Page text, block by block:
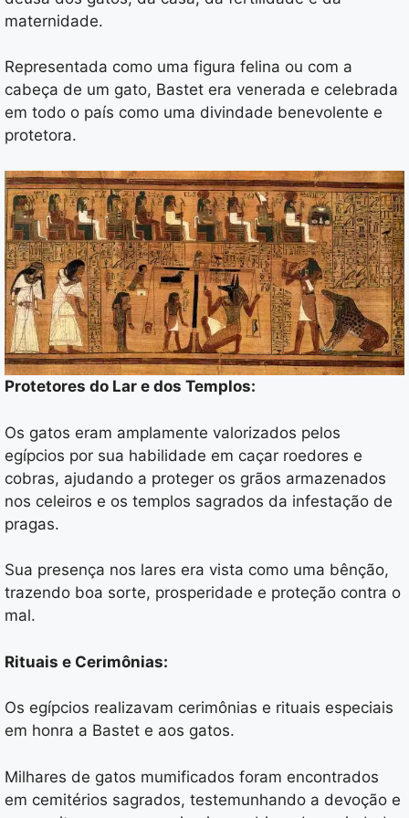
maternidade.
Representada como uma figura felina ou com a
cabeça de um gato, Bastet era venerada e celebrada
em todo o país como uma divindade benevolente e
protetora.
Protetores do Lar e dos Templos:
Os gatos eram amplamente valorizados pelos
egípcios por sua habilidade em caçar roedores e
cobras, ajudando a proteger os grãos armazenados
nos celeiros e os templos sagrados da infestação de
pragas.
Sua presença nos lares era vista como uma bênção,
trazendo boa sorte, prosperidade e proteção contra o
mal.
Rituais e Cerimônias:
Os egípcios realizavam cerimônias e rituais especiais
em honra a Bastet e aos gatos.
Milhares de gatos mumificados foram encontrados
em cemitérios sagrados, testemunhando a devoção e